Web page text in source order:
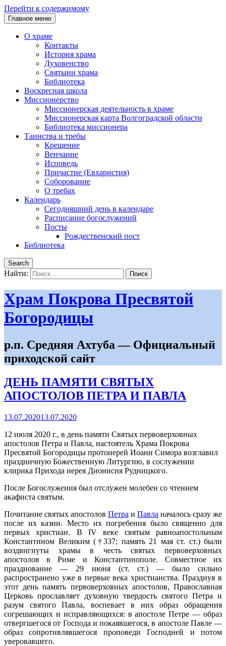
Перейти к содержимому
Главное меню
О храме
Контакты
История храма
Духовенство
Святыни храма
Библиотека
Воскресная школа
Миссионерство
Миссионерская деятельность в храме
Миссионерская карта Волгоградской области
Библиотека миссионера
Таинства и требы
Крещение
Венчание
Исповедь
Причастие (Евхаристия)
Соборование
О требах
Календарь
Сегодняшний день в календаре
Расписание богослужений
Посты
Рождественский пост
Библиотека
Search
Найти:
Храм Покрова Пресвятой
Богородицы
р.п. Средняя Ахтуба — Официальный
приходской сайт
ДЕНЬ ПАМЯТИ СВЯТЫХ
АПОСТОЛОВ ПЕТРА И ПАВЛА
13.07.202013.07.2020
12 июля 2020 г., в день памяти Святых первоверховных
апостолов Петра и Павла, настоятель Храма Покрова
Пресвятой Богородицы протоиерей Иоанн Симора возглавил
праздничную Божественную Литургию, в сослужении
клирика Прихода иерея Дионисия Рудницкого.
После Богослужения был отслужен молебен со чтением
акафиста святым.
Почитание святых апостолов Петра и Павла началось сразу же
после их казни. Место их погребения было священно для
первых христиан. В IV веке святым равноапостольным
Константином Великим (†337; память 21 мая ст. ст.) были
воздвигнуты храмы в честь святых первоверховных
апостолов в Риме и Константинополе. Совместное их
празднование — 29 июня (ст. ст.) — было сильно
распространено уже в первые века христианства. Празднуя в
этот день память первоверховных апостолов, Православная
Церковь прославляет духовную твердость святого Петра и
разум святого Павла, воспевает в них образ обращения
согрешающих и исправляющихся: в апостоле Петре — образ
отвергшегося от Господа и покаявшегося, в апостоле Павле —
образ сопротивлявшегося проповеди Господней и потом
уверовавшего.